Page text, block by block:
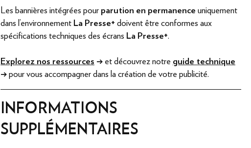
Les bannières intégrées pour parution en permanence uniquement
dans l’environnement La Presse+ doivent être conformes aux
spécifications techniques des écrans La Presse+.
Explorez nos ressources → et découvrez notre guide technique
→pour vous accompagner dans la création de votre publicité.
INFORMATIONS
SUPPLÉMENTAIRES